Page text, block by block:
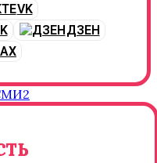
VK
ДЗЕН